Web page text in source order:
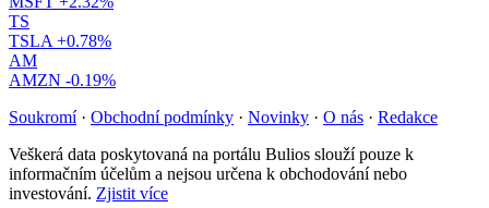
TS
TSLA +0.78%
AM
AMZN -0.19%
Soukromí · Obchodní podmínky · Novinky · O nás · Redakce
Veškerá data poskytovaná na portálu Bulios slouží pouze k
informačním účelům a nejsou určena k obchodování nebo
investování. Zjistit více